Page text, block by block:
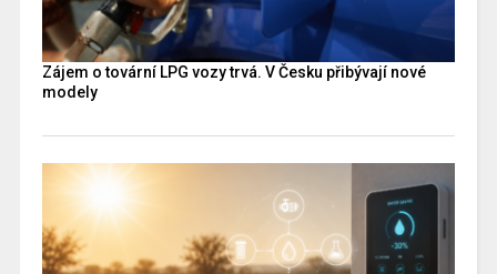
Zájem o tovární LPG vozy trvá. V Česku přibývají nové
modely